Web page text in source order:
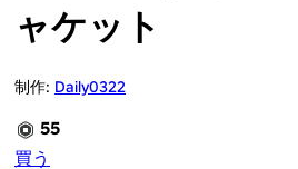
ャケット
制作: Daily0322
55
買う